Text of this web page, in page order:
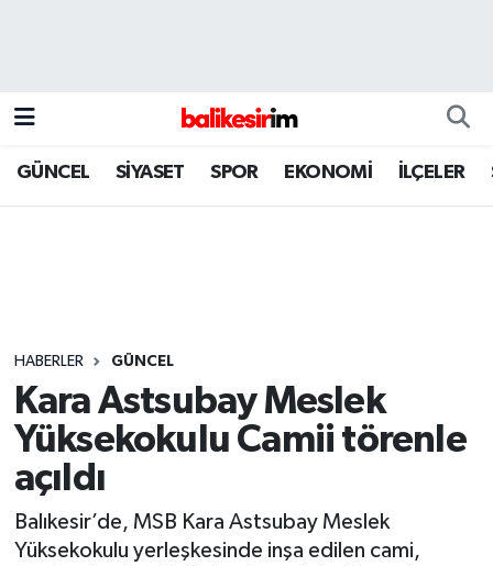
GÜNCEL SİYASET SPOR EKONOMİ İLÇELER
HABERLER GÜNCEL
Kara Astsubay Meslek
Yüksekokulu Camii törenle
açıldı
Balıkesir’de, MSB Kara Astsubay Meslek
Yüksekokulu yerleşkesinde inşa edilen cami,